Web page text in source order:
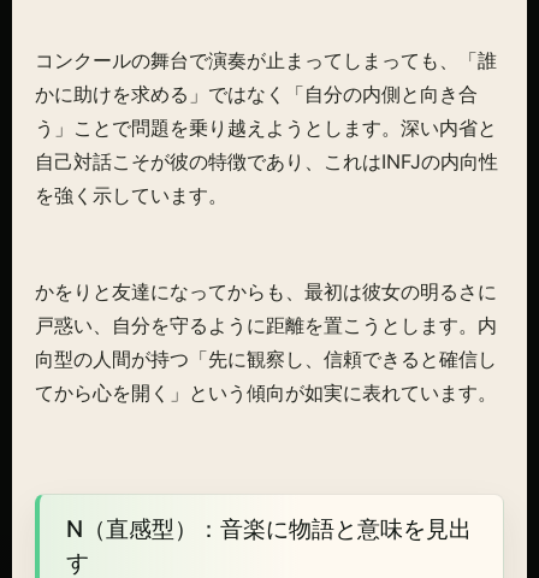
コンクールの舞台で演奏が止まってしまっても、「誰
かに助けを求める」ではなく「自分の内側と向き合
う」ことで問題を乗り越えようとします。深い内省と
自己対話こそが彼の特徴であり、これはINFJの内向性
を強く示しています。
かをりと友達になってからも、最初は彼女の明るさに
戸惑い、自分を守るように距離を置こうとします。内
向型の人間が持つ「先に観察し、信頼できると確信し
てから心を開く」という傾向が如実に表れています。
N（直感型）：音楽に物語と意味を見出
す